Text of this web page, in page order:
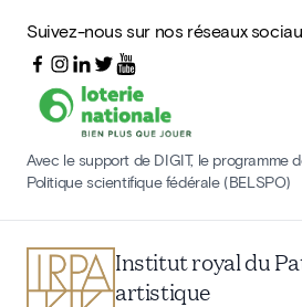
Suivez-nous sur nos réseaux
Avec le support de DIGIT, le programme
Politique scientifique fédérale (BELSPO)
Institut royal du
artistique